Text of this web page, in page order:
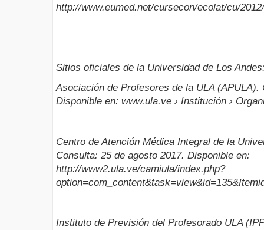
http://www.eumed.net/cursecon/ecolat/cu/2012/
Sitios oficiales de la Universidad de Los
Asociación de Profesores de la ULA (APULA).
Disponible en: www.ula.ve › Institución ›
Centro de Atención Médica Integral de la
Consulta: 25 de agosto 2017. Disponible en:
http://www2.ula.ve/camiula/index.php?
Instituto de Previsión del Profesorado ULA